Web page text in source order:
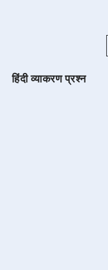
हिंदी व्याकरण प्रश्न